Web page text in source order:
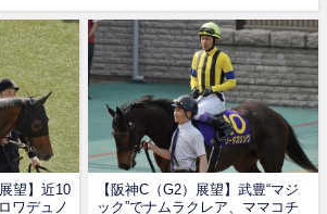
望】近10
ワデュノ
【阪神C（G2）展望】武豊“マジ
ック”でナムラクレア、ママコチ